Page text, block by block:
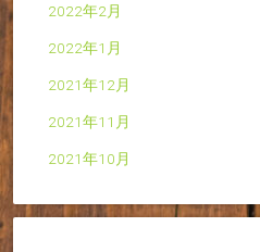
2022年2月
2022年1月
2021年12月
2021年11月
2021年10月